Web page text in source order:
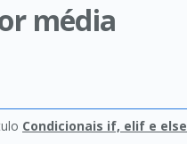
média
Condicionais if, elif e else